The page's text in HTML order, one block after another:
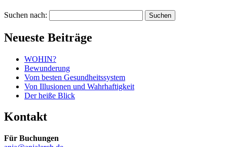
Suchen nach:
Neueste Beiträge
WOHIN?
Bewunderung
Vom besten Gesundheitssystem
Von Illusionen und Wahrhaftigkeit
Der heiße Blick
Kontakt
Für Buchungen